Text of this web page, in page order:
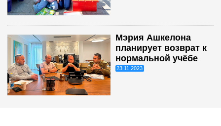
Мэрия Ашкелона
планирует возврат к
нормальной учёбе
23.11.2023